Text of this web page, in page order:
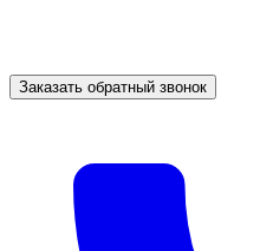
Заказать обратный звонок